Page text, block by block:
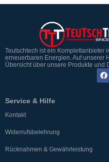
Teutschtech ist ein Komplettanbieter
erneuerbaren Energien. Auf unserer
Übersicht über unsere Produkte und
Service & Hilfe
Kontakt
Widerrufsbelehrung
Rücknahmen & Gewährleistung